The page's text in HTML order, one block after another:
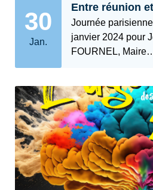
30
Jan.
Entre réunion
Journée
janvier 2024 pour
FOURNEL,